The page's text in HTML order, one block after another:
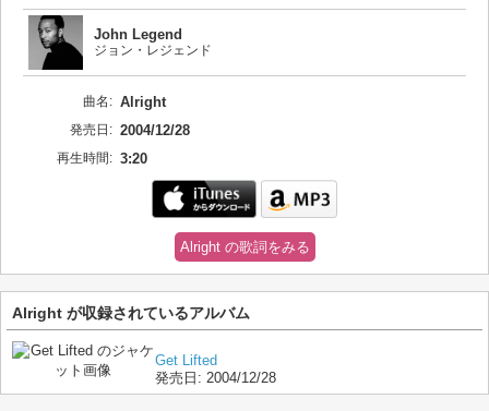
John Legend
ジョン・レジェンド
曲名: Alright
発売日: 2004/12/28
再生時間: 3:20
Alright の歌詞をみる
Alright が収録されているアルバム
Get Lifted
発売日: 2004/12/28